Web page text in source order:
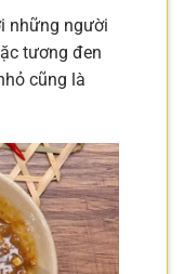
những người
tương đen
cũng là